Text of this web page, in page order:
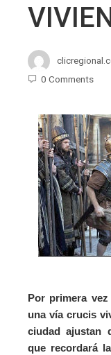
0 Comments
Por primera
una vía crucis
ciudad ajustan
que recordará